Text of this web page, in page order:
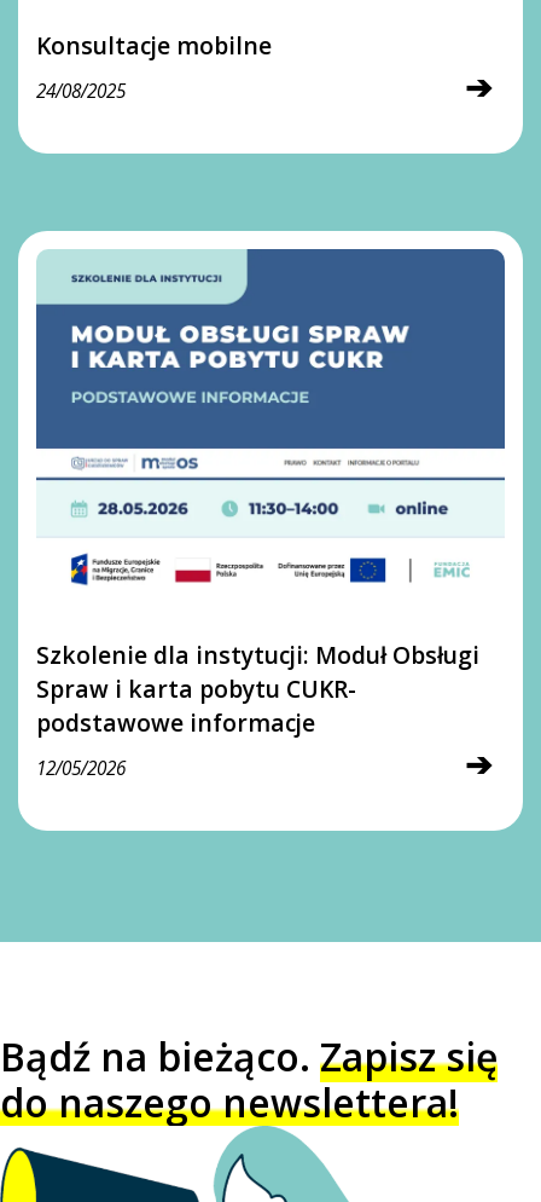
Konsultacje mobilne
➔
24/08/2025
Szkolenie dla instytucji: Moduł Obsługi
Spraw i karta pobytu CUKR-
podstawowe informacje
➔
12/05/2026
Bądź na bieżąco. Zapisz się
do naszego newslettera!